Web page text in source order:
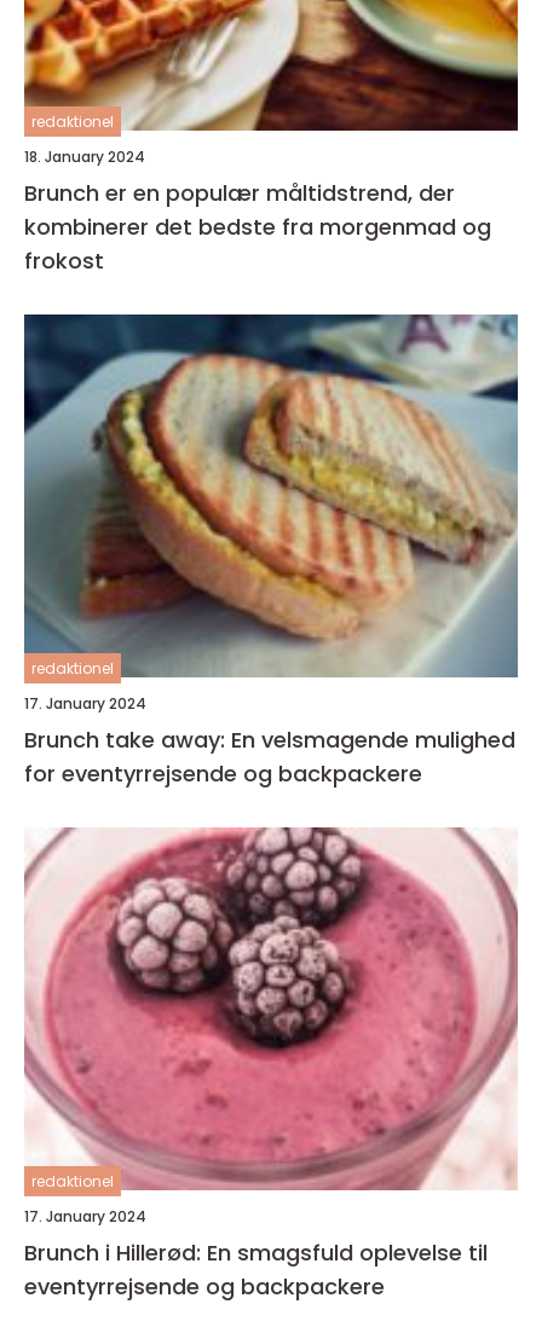
redaktionel
18. January 2024
Brunch er en populær måltidstrend, der
kombinerer det bedste fra morgenmad og
frokost
redaktionel
17. January 2024
Brunch take away: En velsmagende mulighed
for eventyrrejsende og backpackere
redaktionel
17. January 2024
Brunch i Hillerød: En smagsfuld oplevelse til
eventyrrejsende og backpackere